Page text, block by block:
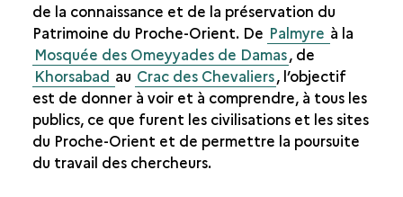
de la connaissance et de la préservation du
Patrimoine du Proche-Orient. De Palmyre à la
Mosquée des Omeyyades de Damas, de
Khorsabad au Crac des Chevaliers, l’objectif
est de donner à voir et à comprendre, à tous les
publics, ce que furent les civilisations et les sites
du Proche-Orient et de permettre la poursuite
du travail des chercheurs.